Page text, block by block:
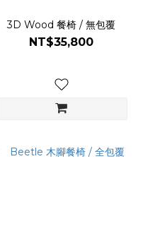
3D Wood 餐椅 / 無包覆
NT$35,800